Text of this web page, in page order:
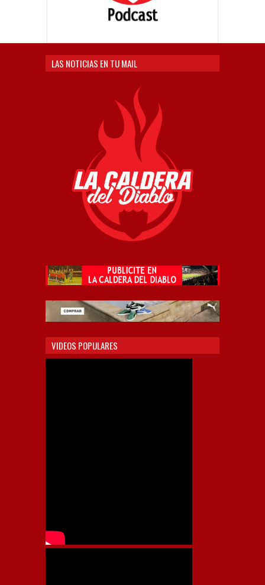
LAS NOTICIAS EN TU MAIL
VIDEOS POPULARES